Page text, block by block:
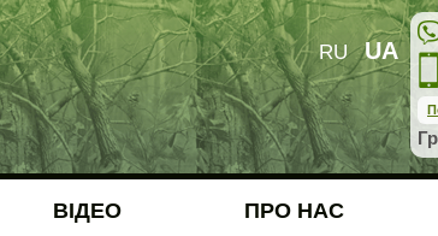
RU UA
ВІДЕО ПРО НАС